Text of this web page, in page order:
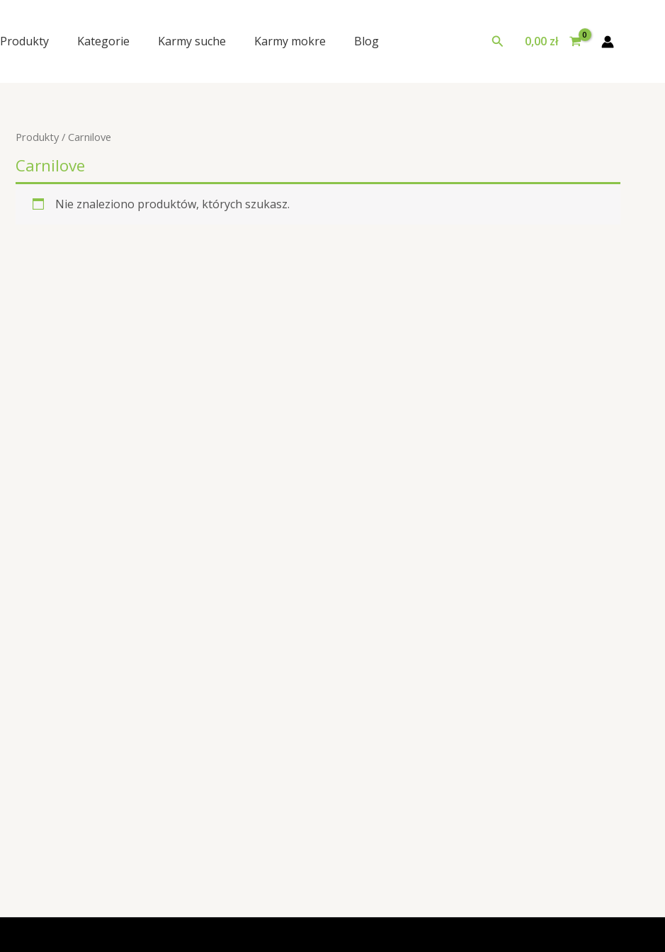
Produkty Kategorie Karmy suche Karmy mokre Blog Szukaj0,00 zł
Produkty/ Carnilove
Carnilove
Nie znaleziono produktów, których szukasz.